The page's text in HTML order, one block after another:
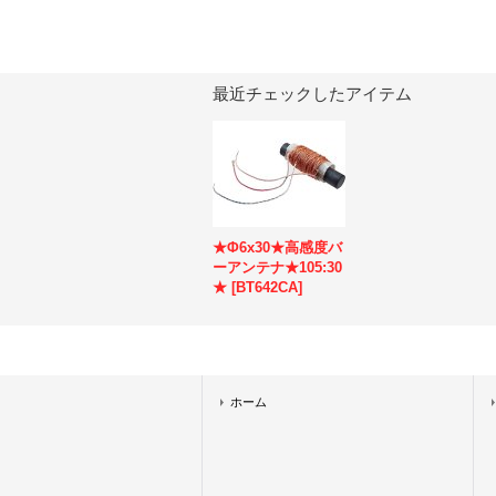
最近チェックしたアイテム
★Φ6x30★高感度バ
ーアンテナ★105:30
★ [BT642CA]
ホーム